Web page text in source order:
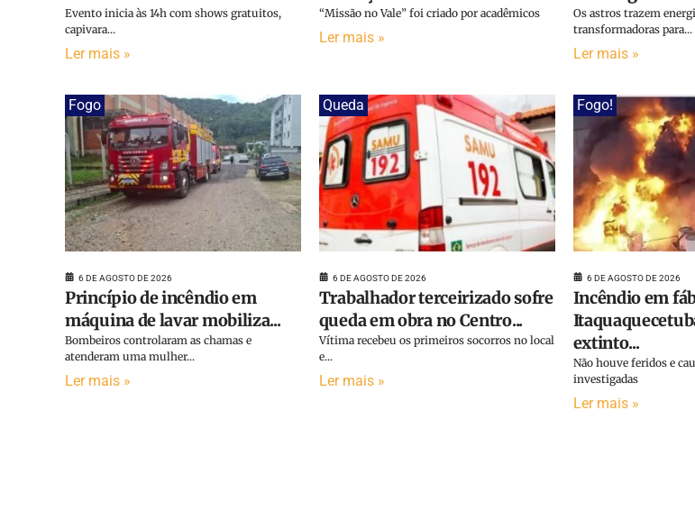
Evento inicia às 14h com shows gratuitos,
capivara...
Ler mais »
“Missão no Vale” foi criado por acadêmicos
Ler mais »
Os astros trazem
transformadoras para...
Ler mais »
Fogo
6 DE AGOSTO DE 2026
Princípio de incêndio em
máquina de lavar mobiliza...
Bombeiros controlaram as chamas e
atenderam uma mulher...
Ler mais »
Queda
6 DE AGOSTO DE 2026
Trabalhador terceirizado sofre
queda em obra no Centro...
Vítima recebeu os primeiros socorros no local
e...
Ler mais »
Fogo!
6 DE AGOSTO DE 2026
Incêndio em
extinto...
Não houve feridos e
investigadas
Ler mais »